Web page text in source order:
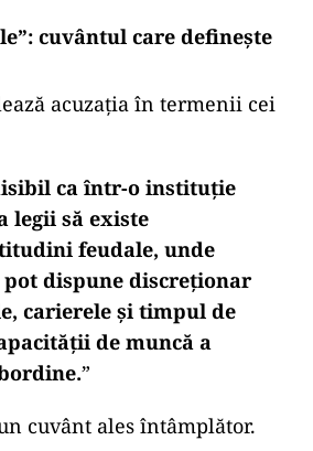
cuvântul care definește
acuzația în termenii cei
ca într-o instituție
legii să existe
feudale, unde
pot dispune discreționar
carierele și timpul de
de muncă a
”
cuvânt ales întâmplător.